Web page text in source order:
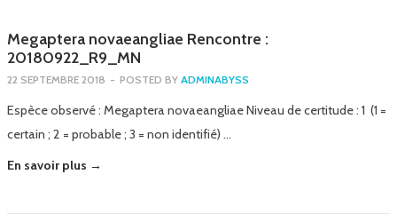
Megaptera novaeangliae Rencontre :
20180922_R9_MN
22 SEPTEMBRE 2018 - POSTED BY ADMINABYSS
Espèce observé : Megaptera novaeangliae Niveau de certitude : 1 (1 =
certain ; 2 = probable ; 3 = non identifié) …
En savoir plus →